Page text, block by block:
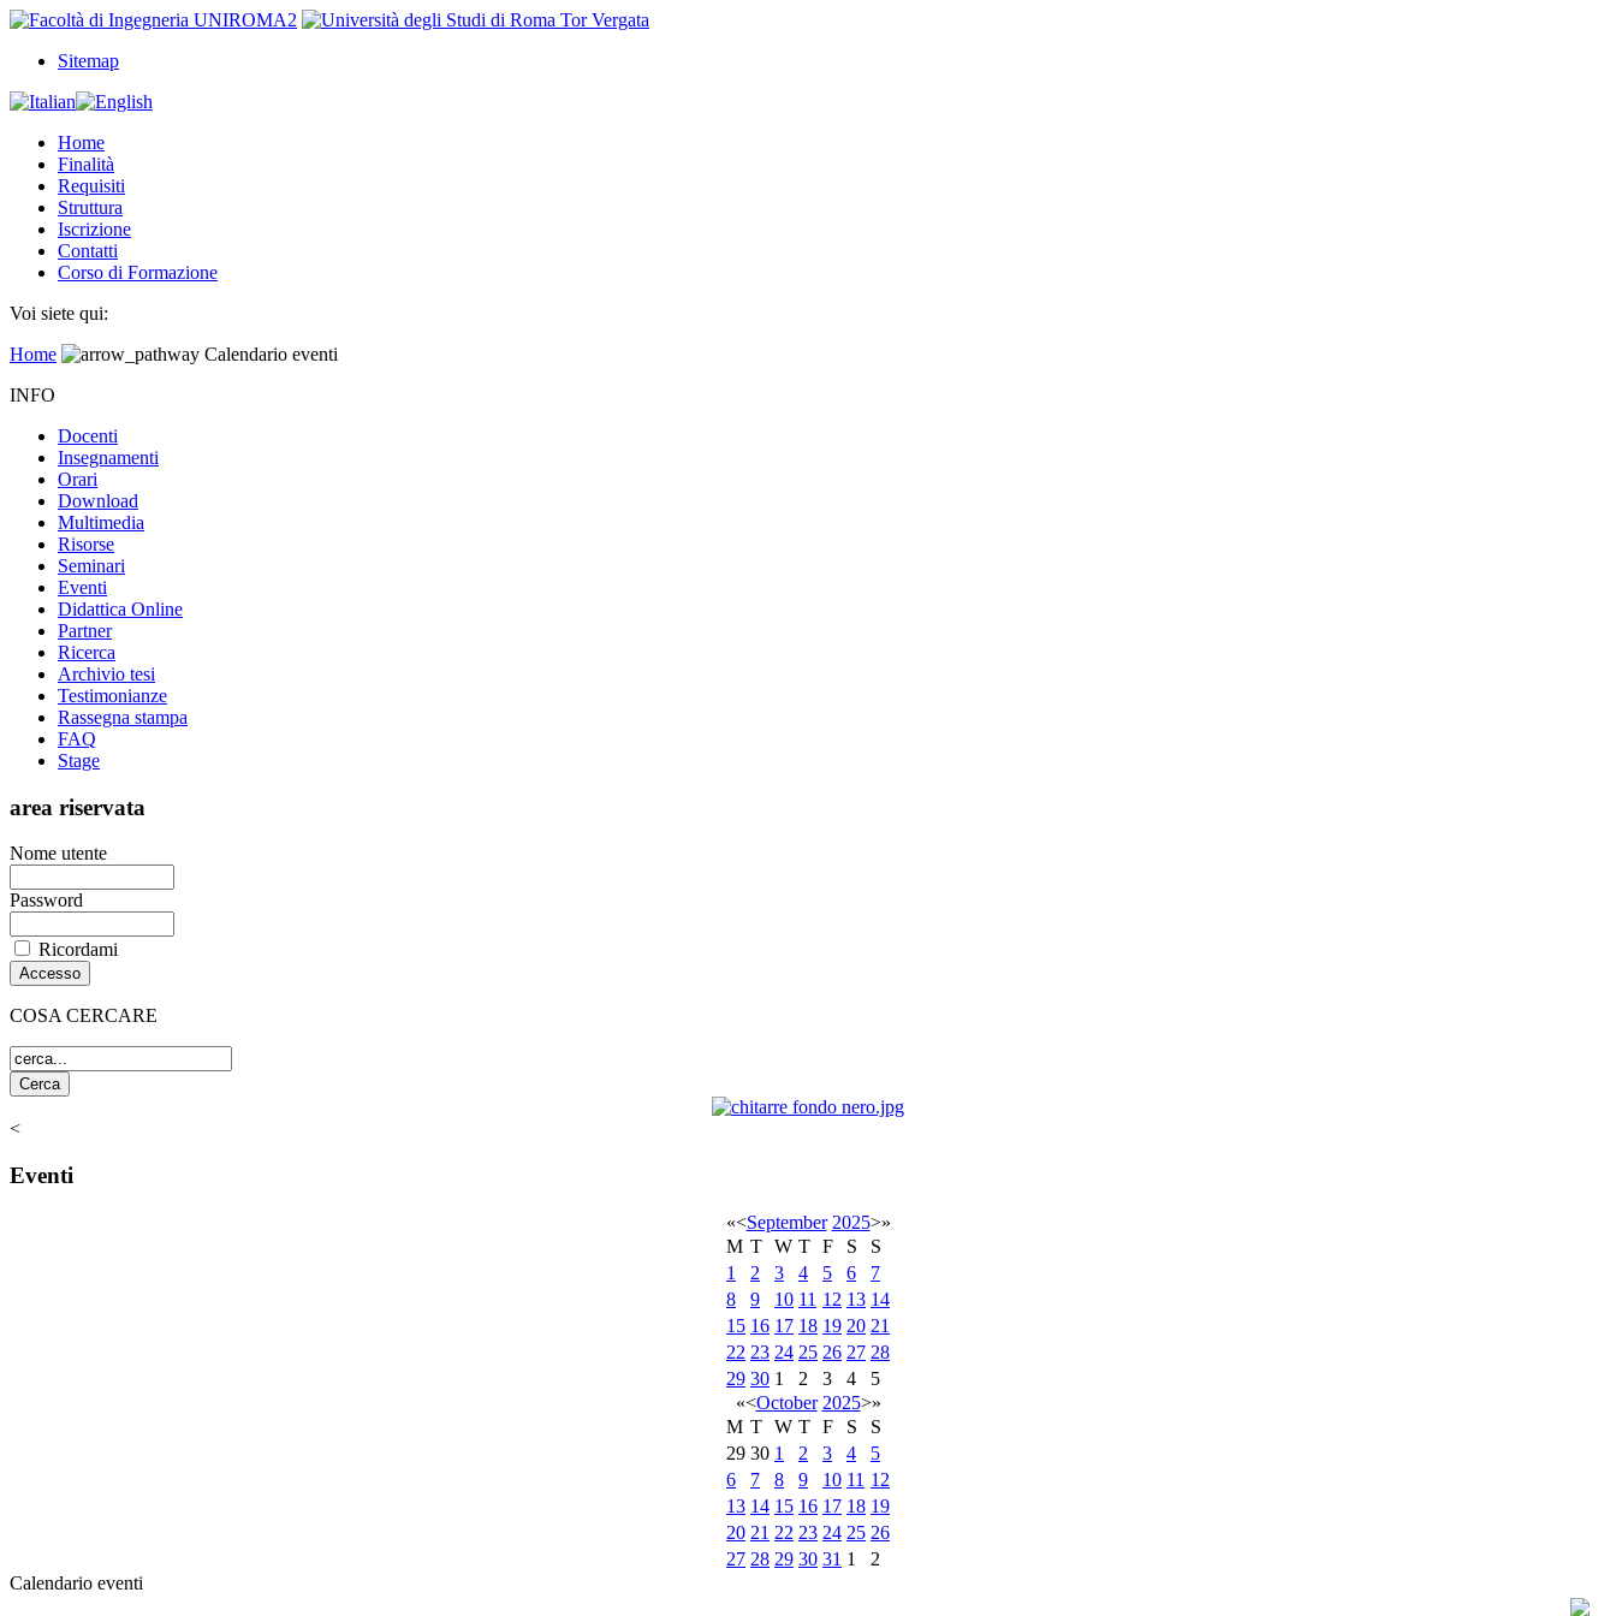
Sitemap
Home
Finalità
Requisiti
Struttura
Iscrizione
Contatti
Corso di Formazione
Voi siete qui:
Home
Calendario eventi
INFO
Docenti
Insegnamenti
Orari
Download
Multimedia
Risorse
Seminari
Eventi
Didattica Online
Partner
Ricerca
Archivio tesi
Testimonianze
Rassegna stampa
FAQ
Stage
area riservata
Nome utente
Password
Ricordami
COSA CERCARE
<
Eventi
«<September 2025>»
M T W T F S
S
1
2 3 4 5 6
7
8
9 10 11 12 13 14
15 16 17 18 19 20 21
22 23 24 25 26 27 28
29 30 1 2 3 4
5
«<October 2025>»
M T W T F S
S
29 30 1 2 3 4
5
6
7 8 9 10 11 12
13 14 15 16 17 18 19
20 21 22 23 24 25 26
27 28 29 30 31 1
2
Calendario eventi